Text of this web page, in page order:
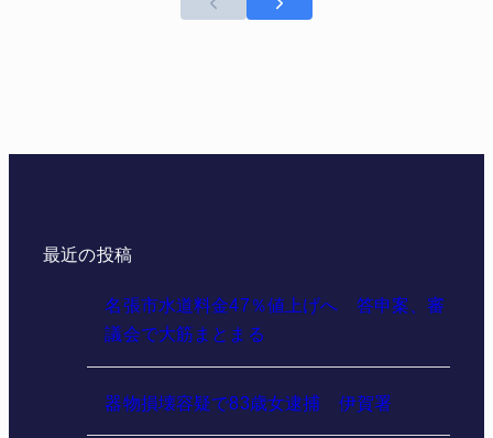
最近の投稿
名張市水道料金47％値上げへ 答申案、審
議会で大筋まとまる
器物損壊容疑で83歳女逮捕 伊賀署